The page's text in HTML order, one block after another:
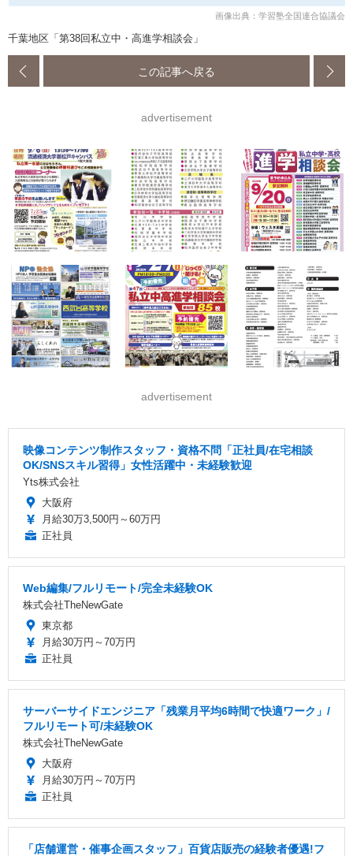
画像出典：学習塾全国連合協議会
千葉地区「第38回私立中・高進学相談会」
この記事へ戻る
advertisement
advertisement
映像コンテンツ制作スタッフ・資格不問「正社員/在宅相談
OK/SNSスキル習得」女性活躍中・未経験歓迎
Yts株式会社
大阪府
月給30万3,500円～60万円
正社員
Web編集/フルリモート/完全未経験OK
株式会社TheNewGate
東京都
月給30万円～70万円
正社員
サーバーサイドエンジニア「残業月平均6時間で快適ワーク」/
フルリモート可/未経験OK
株式会社TheNewGate
大阪府
月給30万円～70万円
正社員
「店舗運営・催事企画スタッフ」百貨店販売の経験者優遇!フ